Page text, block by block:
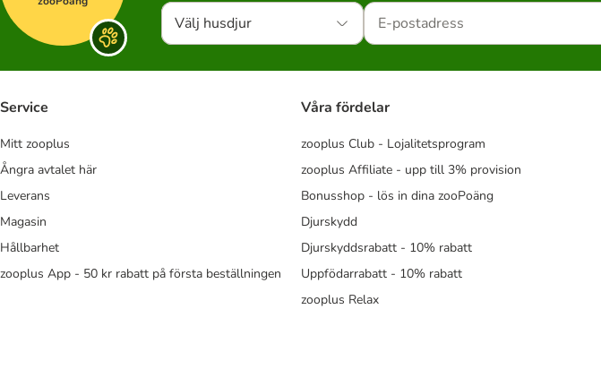
Välj husdjur
Service
Mitt zooplus
Ångra avtalet här
Leverans
Magasin
Hållbarhet
zooplus App - 50 kr rabatt på första beställningen
Våra fördelar
zooplus Club - Lojalitetsprogram
zooplus Affiliate - upp till 3% provision
Bonusshop - lös in dina zooPoäng
Djurskydd
Djurskyddsrabatt - 10% rabatt
Uppfödarrabatt - 10% rabatt
zooplus Relax